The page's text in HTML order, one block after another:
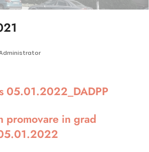
05.01.2022_DADPP
promovare in grad